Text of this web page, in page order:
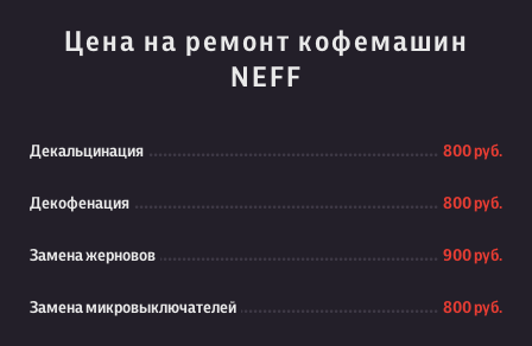
Цена на ремонт кофемашин
NEFF
Декальцинация 800 руб.
Декофенация 800 руб.
Замена жерновов 900 руб.
Замена микровыключателей 800 руб.